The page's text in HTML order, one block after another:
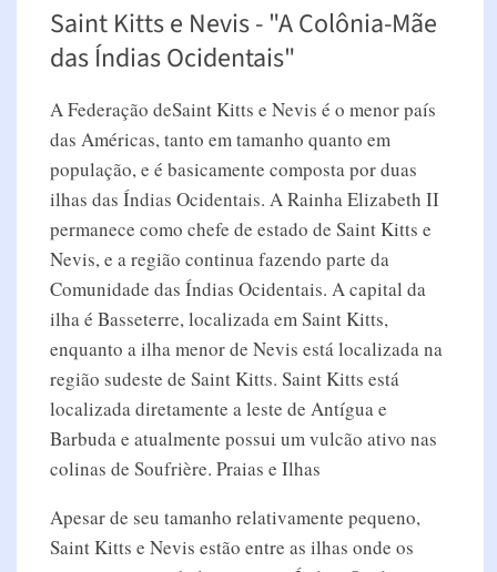
Saint Kitts e Nevis - "A Colônia-Mãe
das Índias Ocidentais"
A Federação deSaint Kitts e Nevis é o menor país
das Américas, tanto em tamanho quanto em
população, e é basicamente composta por duas
ilhas das Índias Ocidentais. A Rainha Elizabeth II
permanece como chefe de estado de Saint Kitts e
Nevis, e a região continua fazendo parte da
Comunidade das Índias Ocidentais. A capital da
ilha é Basseterre, localizada em Saint Kitts,
enquanto a ilha menor de Nevis está localizada na
região sudeste de Saint Kitts. Saint Kitts está
localizada diretamente a leste de Antígua e
Barbuda e atualmente possui um vulcão ativo nas
colinas de Soufrière. Praias e Ilhas
Apesar de seu tamanho relativamente pequeno,
Saint Kitts e Nevis estão entre as ilhas onde os